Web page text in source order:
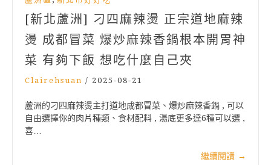
[新北蘆洲] 刁四麻辣燙 正宗道地麻辣
燙 成都冒菜 爆炒麻辣香鍋根本開胃神
菜 有夠下飯 想吃什麼自己夾
Clairehsuan / 2025-08-21
蘆洲的刁四麻辣燙主打道地成都冒菜、爆炒麻辣香鍋 , 可以
自由選擇你的肉片種類、食材配料 , 湯底更多達6種可以選 ,
喜…
繼續閱讀 →